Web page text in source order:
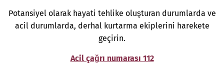
Potansiyel olarak hayati tehlike oluşturan durumlarda ve
acil durumlarda, derhal kurtarma ekiplerini harekete
geçirin.
Acil çağrı numarası 112